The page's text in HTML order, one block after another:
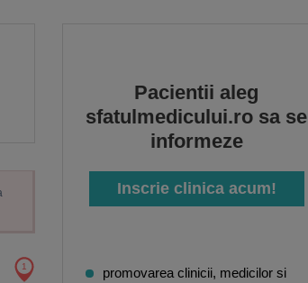
1
Pacientii aleg
sfatulmedicului.ro sa se
informeze
Inscrie clinica acum!
promovarea clinicii, medicilor si